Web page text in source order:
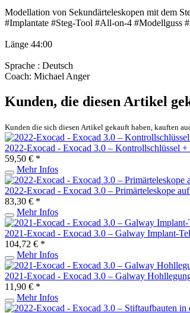
Modellation von Sekundärteleskopen mit dem
#Implantate #Steg-Tool #All-on-4 #Modellguss
Länge 44:00
Sprache : Deutsch
Coach: Michael Anger
Kunden, die diesen Artikel
Kunden die sich diesen Artikel gekauft haben, kauften
2022-Exocad - Exocad 3.0 – Kontrollschlüssel +
59,50 € *
Mehr Infos
2022-Exocad - Exocad 3.0 – Primärteleskope
83,30 € *
Mehr Infos
2021-Exocad - Exocad 3.0 – Galway Implant-
104,72 € *
Mehr Infos
2021-Exocad - Exocad 3.0 – Galway
11,90 € *
Mehr Infos